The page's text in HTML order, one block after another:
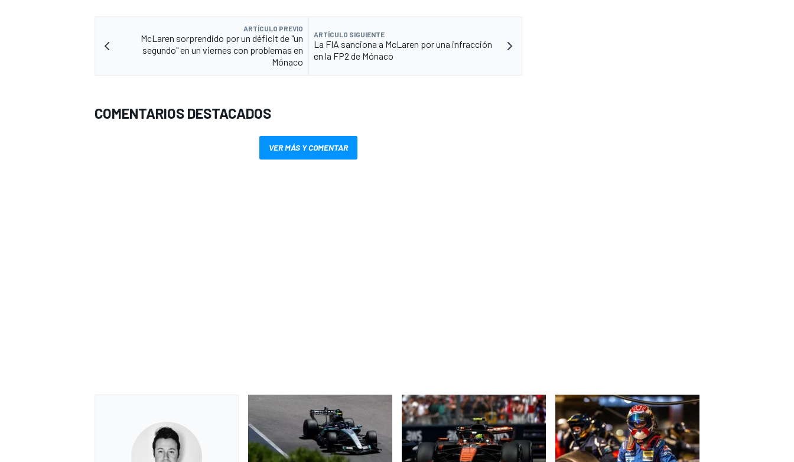
ARTÍCULO PREVIO
McLaren sorprendido por un déficit de "un
segundo" en un viernes con problemas en
Mónaco
ARTÍCULO SIGUIENTE
La FIA sanciona a McLaren por una infracción
en la FP2 de Mónaco
COMENTARIOS DESTACADOS
VER MÁS Y COMENTAR